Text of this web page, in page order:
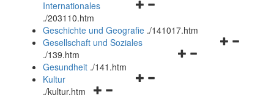
Navigationsmenü
und
schließen
Internationales
./203110.htm
Geschichte und Geografie ./141017.htm
Navigationsmenü
Gesellschaft und Soziales
./139.htm
Navigationsmenü
Gesundheit ./141.htm
Navigationsmenü
Kultur
./kultur.htm